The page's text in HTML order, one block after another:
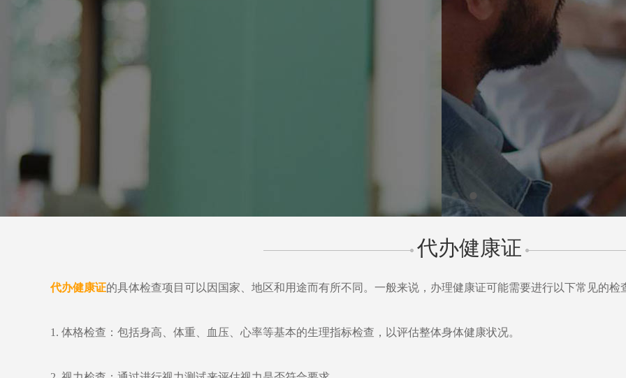
代办健康证
代办健康证的具体检查项目可以因国家、地区和用途而有所不同。一般来说，办理健康证可能需要进行以下常见的检
1. 体格检查：包括身高、体重、血压、心率等基本的生理指标检查，以评估整体身体健康状况。